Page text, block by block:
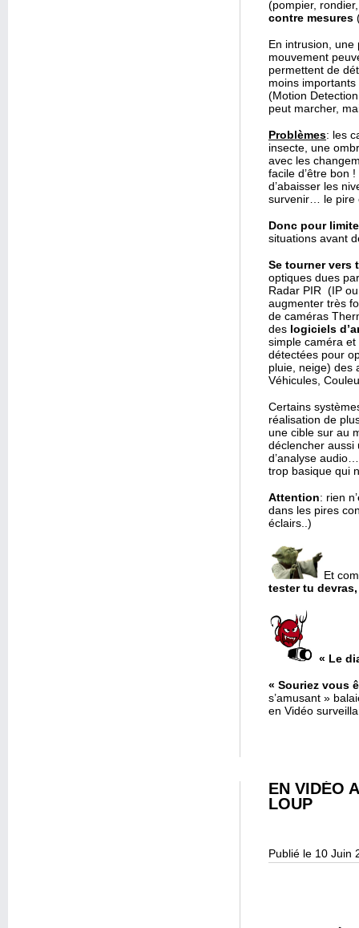
(pompier,
contre mesures
En intrusion, une
mouvement
permettent de
moins
(Motion
peut marcher,
Problèmes: les
insecte, une
avec les
facile d’être bon
d’abaisser les
survenir… le pire
Donc pour
situations avant
Se tourner vers
optiques dues
Radar PIR (IP
augmenter très
de caméras
des logiciels
simple caméra
détectées pour
pluie, neige) des
Véhicules,
Certains
réalisation de
une cible sur au
déclencher aussi
d’analyse
trop basique qui
Attention: rien
dans les pires
éclairs..)
Et
tester tu
« Le
« Souriez vous
s’amusant »
en Vidéo
EN VIDÉO
LOUP
Publié le 10 Juin